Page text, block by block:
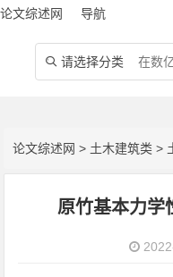
论文综述网 导航
 请选择分类
论文综述网 > 土木建筑类 >
原竹基本力学